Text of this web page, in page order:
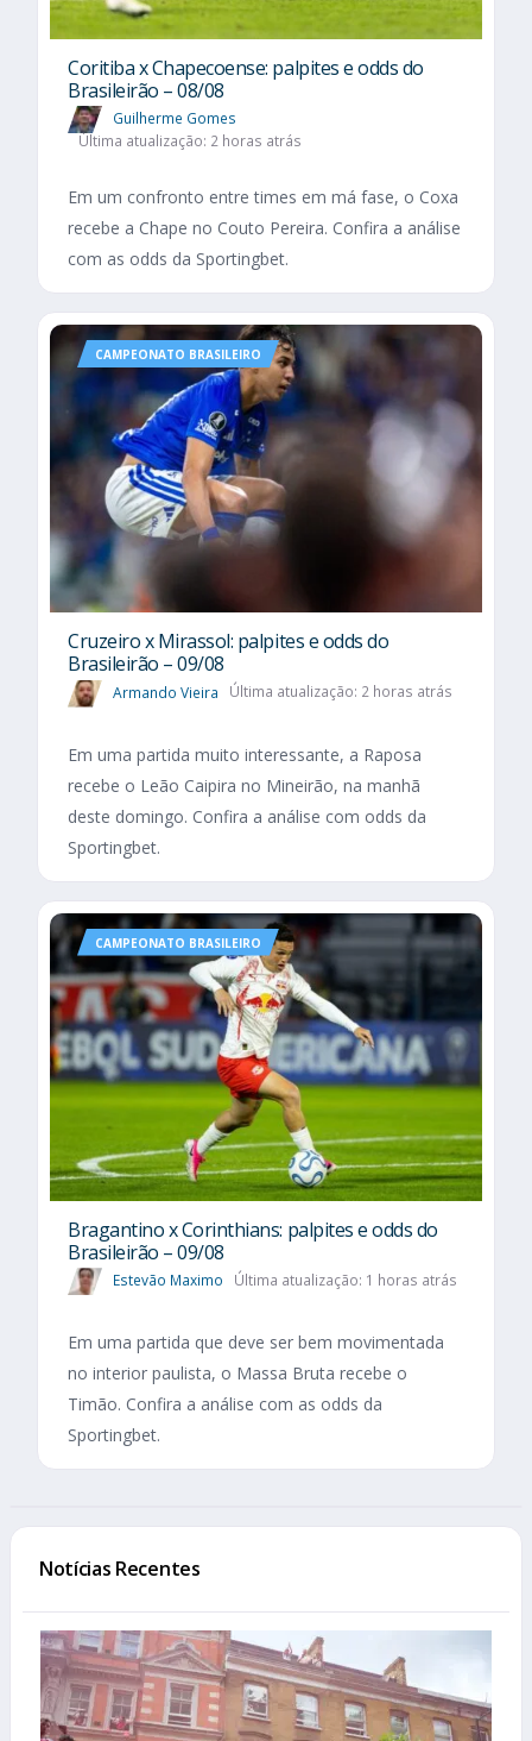
Coritiba x Chapecoense: palpites e odds do
Brasileirão – 08/08
Guilherme Gomes
Última atualização: 2 horas atrás
Em um confronto entre times em má fase, o Coxa
recebe a Chape no Couto Pereira. Confira a análise
com as odds da Sportingbet.
CAMPEONATO BRASILEIRO
Cruzeiro x Mirassol: palpites e odds do
Brasileirão – 09/08
Armando Vieira Última atualização: 2 horas atrás
Em uma partida muito interessante, a Raposa
recebe o Leão Caipira no Mineirão, na manhã
deste domingo. Confira a análise com odds da
Sportingbet.
CAMPEONATO BRASILEIRO
Bragantino x Corinthians: palpites e odds do
Brasileirão – 09/08
Estevão Maximo Última atualização: 1 horas atrás
Em uma partida que deve ser bem movimentada
no interior paulista, o Massa Bruta recebe o
Timão. Confira a análise com as odds da
Sportingbet.
Notícias Recentes